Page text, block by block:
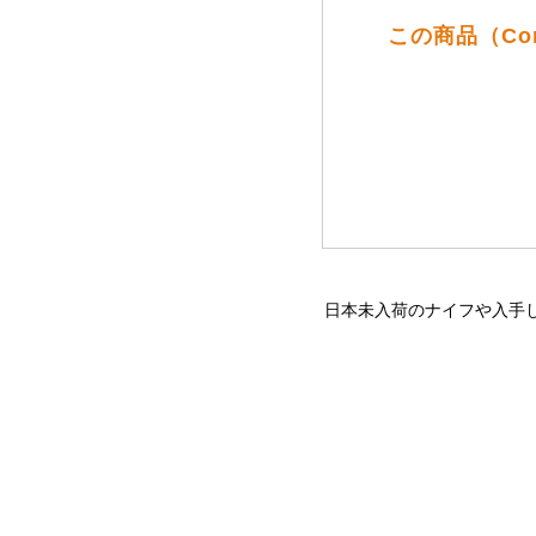
この商品（
日本未入荷のナイフや入手